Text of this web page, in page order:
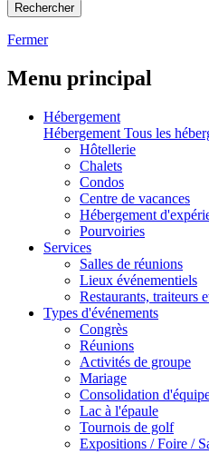
Rechercher
Fermer
Menu principal
Hébergement
Hébergement Tous les
Hôtellerie
Chalets
Condos
Centre de vacances
Hébergement
Pourvoiries
Services
Salles de réunions
Lieux événementiels
Restaurants, traiteurs
Types d'événements
Congrès
Réunions
Activités de groupe
Mariage
Consolidation
Lac à l'épaule
Tournois de golf
Expositions / Foire /